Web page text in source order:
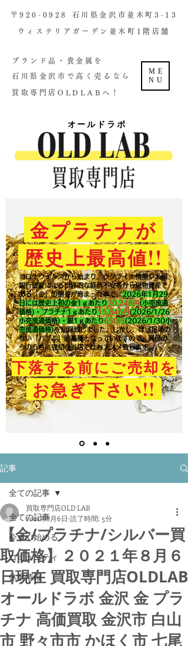
ME
NU
金プラチナが
歴史上最高値!!
コロナウイルスから始まり、ウクライナ情勢や米国
銀行破綻による世界的な経済不安等から現物資産で
ある「金」の需要が高まった事で、2026年1月29
日には歴史上初の金1ｇあたり30,248円 (小売流通
価格)・プラチナ1ｇあたり15,846円 (2026/1/26
小売流通価格)・銀1ｇあたり650円 (2026/1/30小
売流通価格)を記録致しました。​しかし、ほぼ足場の
ない「バブル」的高騰となっていますので、高値の
今のうちに売却を当店ではおススメ致します。
下落する前にご売却を
お急ぎ下さい!!
​〒920-0928 石川県金沢市並木町3-13
ウィステリアガーデン並木町1階店舗​
ブランド品・貴金属を
石川県金沢市で高く売るなら
買取専門店OLDLABへ！
オールドラボ
記事
全ての記事
今すぐ始める
コミュニティ
休業情報
全ての記事
【金/プラチナ/シルバー買
取価格】２０２１年８月６
日現在 買取専門店OLDLAB
オールドラボ 金沢 金 プラ
チナ 高価買取 金沢市 白山
市 野々市市 かほく市 七尾
買取専門店OLD LAB
2021年8月6日 読了時間: 5分